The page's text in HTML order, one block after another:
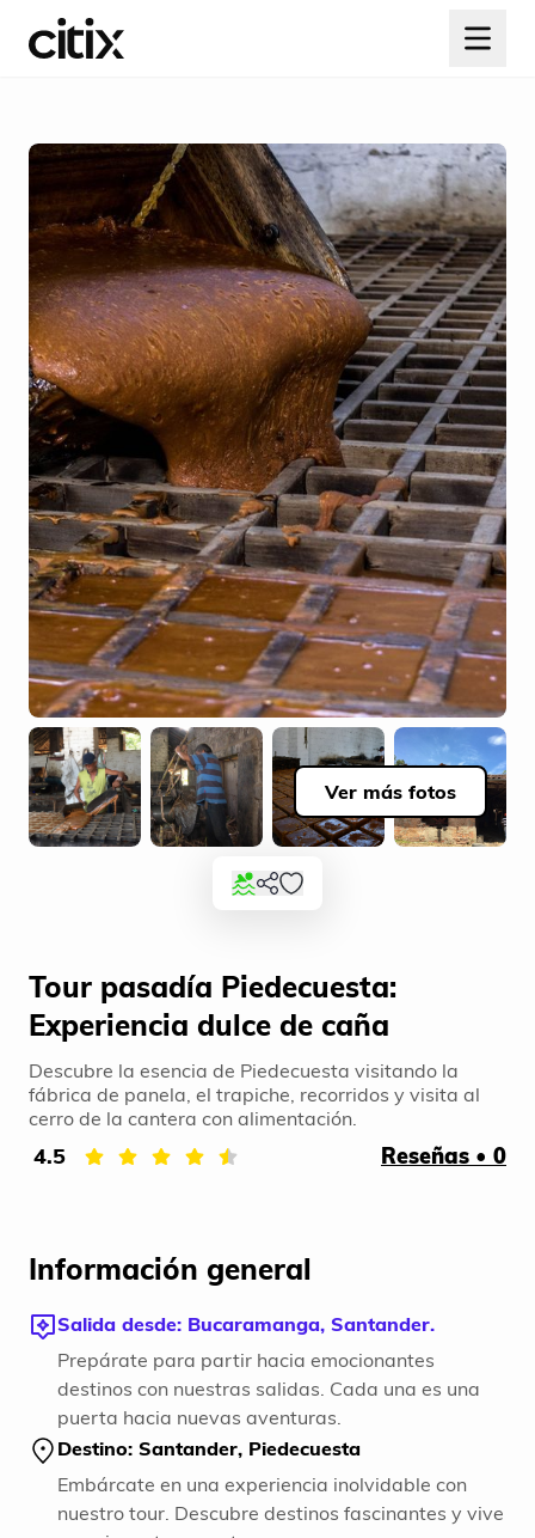
Ver más fotos
Tour pasadía Piedecuesta:
Experiencia dulce de caña
Descubre la esencia de Piedecuesta visitando la
fábrica de panela, el trapiche, recorridos y visita al
cerro de la cantera con alimentación.
4.5 Reseñas • 0
Información general
Salida desde: Bucaramanga, Santander.
Prepárate para partir hacia emocionantes
destinos con nuestras salidas. Cada una es una
puerta hacia nuevas aventuras.
Destino: Santander, Piedecuesta
Embárcate en una experiencia inolvidable con
nuestro tour. Descubre destinos fascinantes y vive